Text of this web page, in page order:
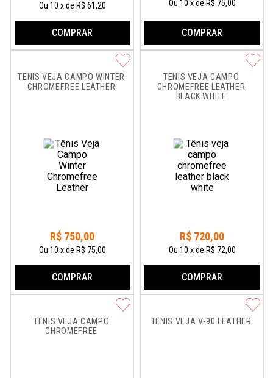
Ou 10 xde R$ 61,20
COMPRAR
Ou 10 xde R$ 75,00
COMPRAR
TÊNIS VEJA CAMPO WINTER
CHROMEFREE LEATHER
R$ 750,00
Ou 10 xde R$ 75,00
COMPRAR
TÊNIS VEJA CAMPO
CHROMEFREE LEATHER
BLACK WHITE
R$ 720,00
Ou 10 xde R$ 72,00
COMPRAR
TÊNIS VEJA CAMPO
CHROMEFREE
TÊNIS VEJA V-90 LEATHER